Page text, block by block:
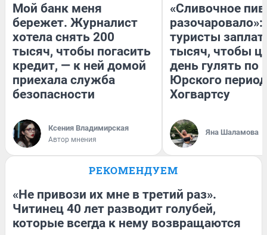
Мой банк меня
бережет. Журналист
хотела снять 200
тысяч, чтобы погасить
кредит, — к ней домой
приехала служба
безопасности
Ксения Владимирская
Автор мнения
«Сливочное
разочаровало»:
туристы
тысяч, чтобы
день гулять по
Юрского
Хогвартсу
Яна Шаламова
РЕКОМЕНДУЕМ
«Не привози их мне в третий раз».
Читинец 40 лет разводит голубей,
которые всегда к нему возвращаются